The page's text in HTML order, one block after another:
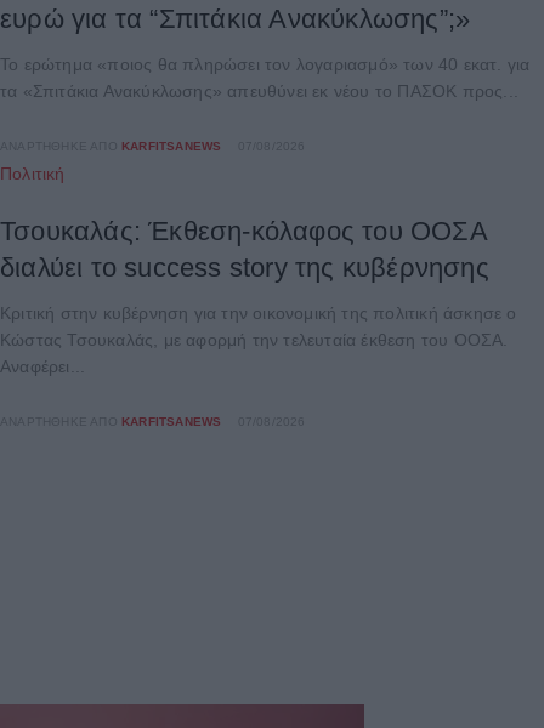
ευρώ για τα “Σπιτάκια Ανακύκλωσης”;»
Το ερώτημα «ποιος θα πληρώσει τον λογαριασμό» των 40 εκατ. για
τα «Σπιτάκια Ανακύκλωσης» απευθύνει εκ νέου το ΠΑΣΟΚ προς...
ΑΝΑΡΤΉΘΗΚΕ ΑΠΌ KARFITSANEWS
Πολιτική
Τσουκαλάς: Έκθεση-κόλαφος του ΟΟΣΑ
διαλύει το success story της κυβέρνησης
Κριτική στην κυβέρνηση για την οικονομική της πολιτική άσκησε ο
Κώστας Τσουκαλάς, με αφορμή την τελευταία έκθεση του ΟΟΣΑ.
Αναφέρει...
KARFITSANEWS